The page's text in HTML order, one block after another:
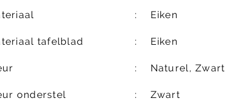
Eiken
tafelblad Eiken
Naturel, Zwart
onderstel Zwart